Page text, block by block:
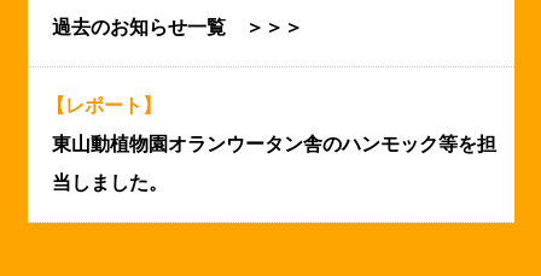
過去のお知らせ一覧 ＞＞＞
【レポート】
東山動植物園オランウータン舎のハンモック等を担
当しました。